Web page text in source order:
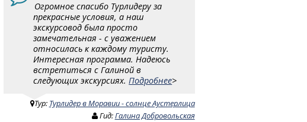
Огромное спасибо Турлидеру за
прекрасные условия, а наш
экскурсовод была просто
замечательная - с уважением
относилась к каждому туристу.
Интересная программа. Надеюсь
встретиться с Галиной в
следующих экскурсиях.Подробнее>
Тур: Турлидер в Моравии - солнце Аустерлица
Гид:Галина Добровольская